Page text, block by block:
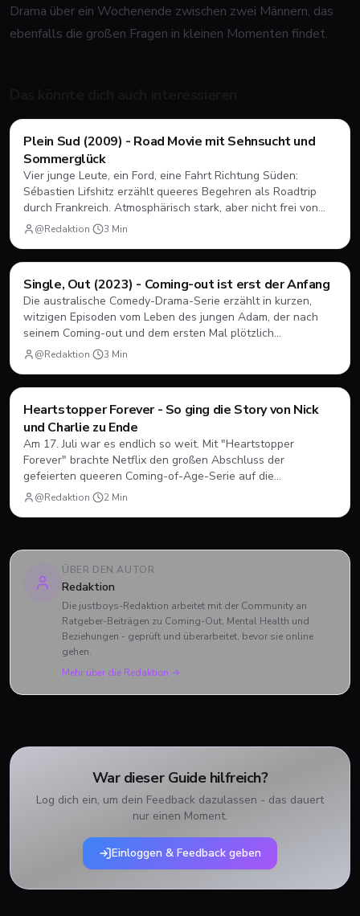
Drama über ein Wochenende zwischen zwei Männern, das
ebenfalls die großen Fragen in kleinen Momenten findet.
Filme & Serien
Plein Sud (2009) - Road Movie mit Sehnsucht und
Sommerglück
Vier junge Leute, ein Ford, eine Fahrt Richtung Süden:
Sébastien Lifshitz erzählt queeres Begehren als Roadtrip
durch Frankreich. Atmosphärisch stark, aber nicht frei von
Längen.
@Redaktion· 3 Min
Filme & Serien
Single, Out (2023) - Coming-out ist erst der Anfang
Die australische Comedy-Drama-Serie erzählt in kurzen,
witzigen Episoden vom Leben des jungen Adam, der nach
seinem Coming-out und dem ersten Mal plötzlich
herausfinden muss, wie Dating, Freundschaft und Familie
unter neuen Vorzeichen funktionieren.
@Redaktion· 3 Min
Filme & Serien
Heartstopper Forever - So ging die Story von Nick
und Charlie zu Ende
Am 17. Juli war es endlich so weit. Mit "Heartstopper
Forever" brachte Netflix den großen Abschluss der
gefeierten queeren Coming-of-Age-Serie auf die
Bildschirme. Statt einer vierten Staffel gab es diesmal einen
abendfüllenden Spielfilm. Wir blicken zurück, wie sich Nick
@Redaktion· 2 Min
ÜBER DEN AUTOR
Redaktion
Die justboys-Redaktion arbeitet mit der Community an
Ratgeber-Beiträgen zu Coming-Out, Mental Health und
Beziehungen - geprüft und überarbeitet, bevor sie online
gehen.
Mehr über die Redaktion →
War dieser Guide hilfreich?
Log dich ein, um dein Feedback dazulassen - das dauert
nur einen Moment.
Einloggen & Feedback geben